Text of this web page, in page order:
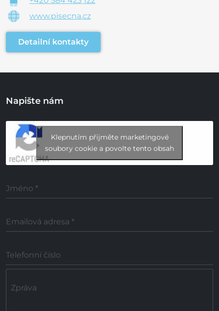
www.pisecna.cz
Detailní kontakty
Napište nám
Klepnutím přijměte marketingové
soubory cookie a povolte tento obsah
Jméno *
Emailová adresa *
Telefonní číslo
Zpráva